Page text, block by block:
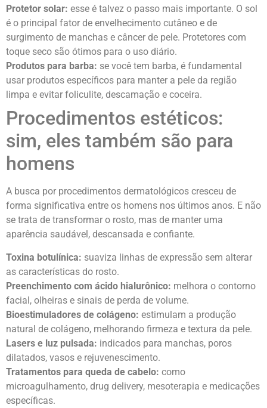
Protetor solar: esse é talvez o passo mais importante. O sol
é o principal fator de envelhecimento cutâneo e de
surgimento de manchas e câncer de pele. Protetores com
toque seco são ótimos para o uso diário.
Produtos para barba: se você tem barba, é fundamental
usar produtos específicos para manter a pele da região
limpa e evitar foliculite, descamação e coceira.
Procedimentos estéticos:
sim, eles também são para
homens
A busca por procedimentos dermatológicos cresceu de
forma significativa entre os homens nos últimos anos. E não
se trata de transformar o rosto, mas de manter uma
aparência saudável, descansada e confiante.
Toxina botulínica: suaviza linhas de expressão sem alterar
as características do rosto.
Preenchimento com ácido hialurônico: melhora o contorno
facial, olheiras e sinais de perda de volume.
Bioestimuladores de colágeno: estimulam a produção
natural de colágeno, melhorando firmeza e textura da pele.
Lasers e luz pulsada: indicados para manchas, poros
dilatados, vasos e rejuvenescimento.
Tratamentos para queda de cabelo: como
microagulhamento, drug delivery, mesoterapia e medicações
específicas.